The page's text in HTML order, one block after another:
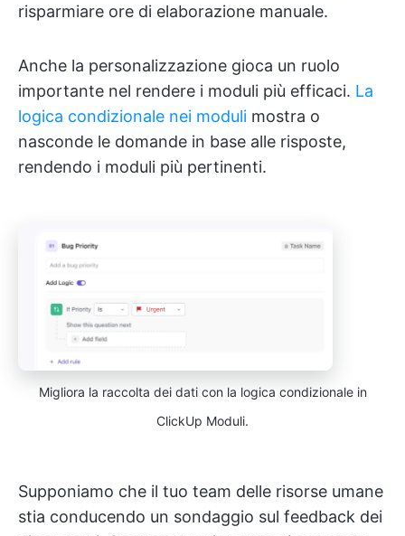
risparmiare ore di elaborazione manuale.
Anche la personalizzazione gioca un ruolo
importante nel rendere i moduli più efficaci. La
logica condizionale nei moduli mostra o
nasconde le domande in base alle risposte,
rendendo i moduli più pertinenti.
Migliora la raccolta dei dati con la logica condizionale in
ClickUp Moduli.
Supponiamo che il tuo team delle risorse umane
stia conducendo un sondaggio sul feedback dei